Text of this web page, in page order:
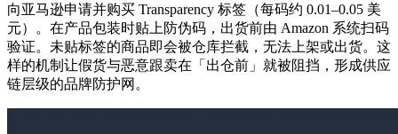
向亚马逊申请并购买 Transparency 标签（每码约 0.01–0.05 美
元）。在产品包装时贴上防伪码，出货前由 Amazon 系统扫码
验证。未贴标签的商品即会被仓库拦截，无法上架或出货。这
样的机制让假货与恶意跟卖在「出仓前」就被阻挡，形成供应
链层级的品牌防护网。